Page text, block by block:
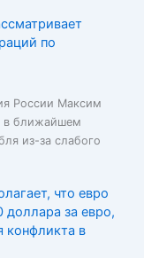
по
России Максим
в ближайшем
из-за слабого
что евро
доллара за евро,
конфликта в